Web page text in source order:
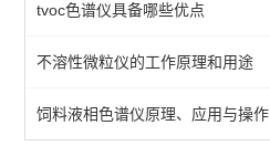
tvoc色谱仪具备哪些优点
不溶性微粒仪的工作原理和用途
饲料液相色谱仪原理、应用与操作